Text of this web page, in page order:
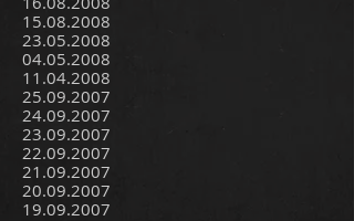
15.08.2008
23.05.2008
04.05.2008
11.04.2008
25.09.2007
24.09.2007
23.09.2007
22.09.2007
21.09.2007
20.09.2007
19.09.2007